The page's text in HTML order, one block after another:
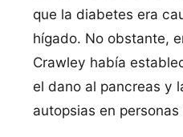
que la diabetes era
hí­gado. No obstante,
Crawley habí­a
el dano al pancreas y
autopsias en